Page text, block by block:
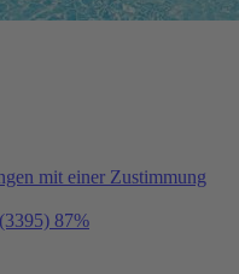
mit einer Zustimmung
(3395) 87%